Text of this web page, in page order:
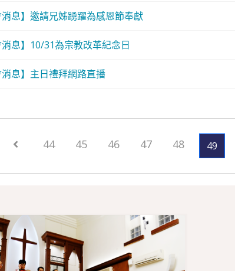
消息】邀請兄姊踴躍為感恩節奉獻
消息】10/31為宗教改革紀念日
消息】主日禮拜網路直播
44 45 46 47 48 49